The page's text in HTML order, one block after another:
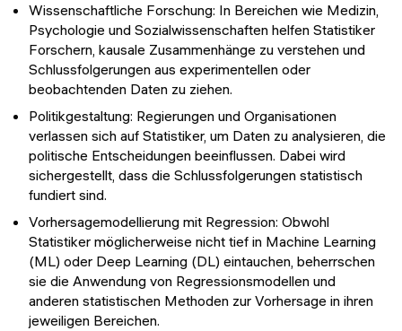
Wissenschaftliche Forschung: In Bereichen wie Medizin,
Psychologie und Sozialwissenschaften helfen Statistiker
Forschern, kausale Zusammenhänge zu verstehen und
Schlussfolgerungen aus experimentellen oder
beobachtenden Daten zu ziehen.
Politikgestaltung: Regierungen und Organisationen
verlassen sich auf Statistiker, um Daten zu analysieren, die
politische Entscheidungen beeinflussen. Dabei wird
sichergestellt, dass die Schlussfolgerungen statistisch
fundiert sind.
Vorhersagemodellierung mit Regression: Obwohl
Statistiker möglicherweise nicht tief in Machine Learning
(ML) oder Deep Learning (DL) eintauchen, beherrschen
sie die Anwendung von Regressionsmodellen und
anderen statistischen Methoden zur Vorhersage in ihren
jeweiligen Bereichen.